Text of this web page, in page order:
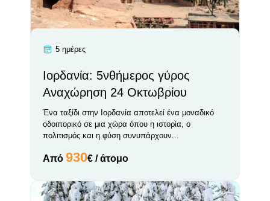
5 ημέρες
Ιορδανία: 5νθήμερος γύρος
Αναχώρηση 24 Οκτωβρίου
Ένα ταξίδι στην Ιορδανία αποτελεί ένα μοναδικό
οδοιπορικό σε μια χώρα όπου η ιστορία, ο
πολιτισμός και η φύση συνυπάρχουν...
Από 930€ / άτομο